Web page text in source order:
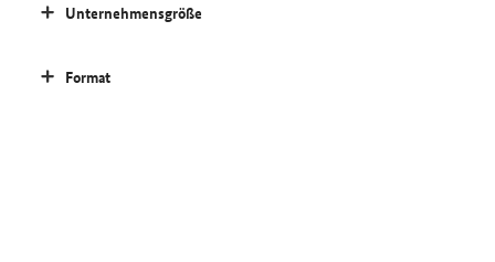
Unternehmensgröße
Format